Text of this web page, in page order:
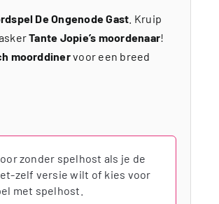
De Ongenode Gast . Kruip
Tante Jopie’s moordenaar!
moorddinervoor een breed
zonder spelhost als je de
zelf versie wilt of kies voor
met spelhost.